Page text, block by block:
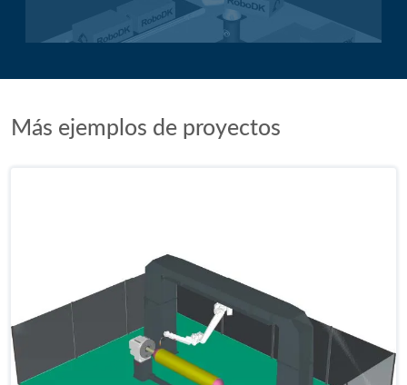
Aplicación de paletización
Más ejemplos de proyectos